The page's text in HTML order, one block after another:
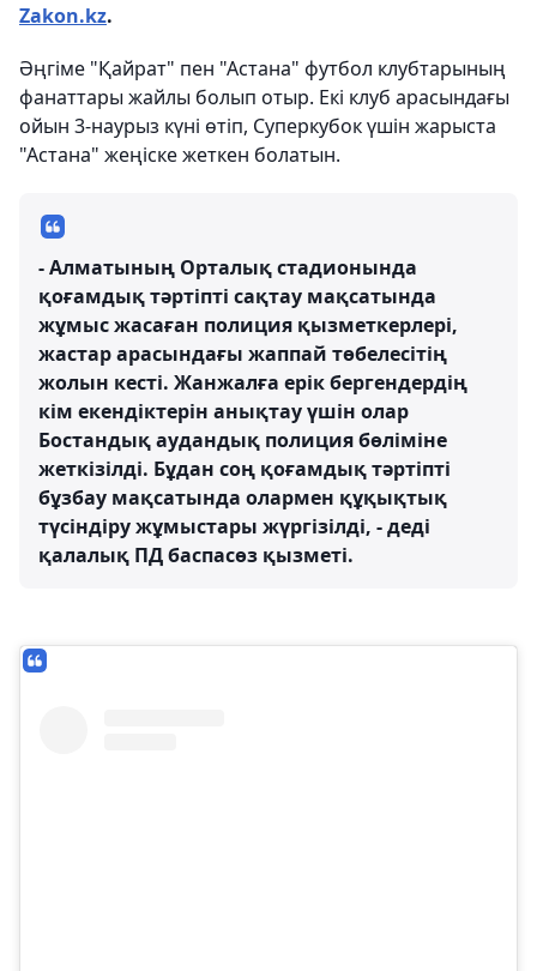
Zakon.kz.
Әңгіме "Қайрат" пен "Астана" футбол клубтарының
фанаттары жайлы болып отыр. Екі клуб арасындағы
ойын 3-наурыз күні өтіп, Суперкубок үшін жарыста
"Астана" жеңіске жеткен болатын.
- Алматының Орталық стадионында
қоғамдық тәртіпті сақтау мақсатында
жұмыс жасаған полиция қызметкерлері,
жастар арасындағы жаппай төбелесітің
жолын кесті. Жанжалға ерік бергендердің
кім екендіктерін анықтау үшін олар
Бостандық аудандық полиция бөліміне
жеткізілді. Бұдан соң қоғамдық тәртіпті
бұзбау мақсатында олармен құқықтық
түсіндіру жұмыстары жүргізілді, - деді
қалалық ПД баспасөз қызметі.